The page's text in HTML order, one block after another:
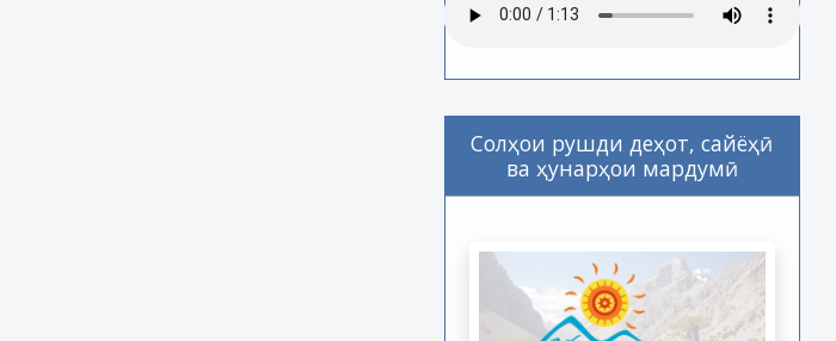
Солҳои рушди деҳот, сайёҳӣ
ва ҳунарҳои мардумӣ